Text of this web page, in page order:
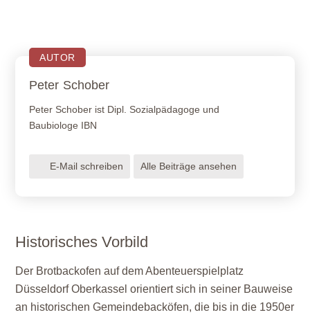
AUTOR
Peter Schober
Peter Schober ist Dipl. Sozialpädagoge und
Baubiologe IBN
E-Mail schreiben Alle Beiträge ansehen
Historisches Vorbild
Der Brotbackofen auf dem Abenteuerspielplatz
Düsseldorf Oberkassel orientiert sich in seiner Bauweise
an historischen Gemeindebacköfen, die bis in die 1950er